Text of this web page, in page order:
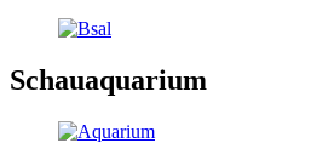
Schauaquarium